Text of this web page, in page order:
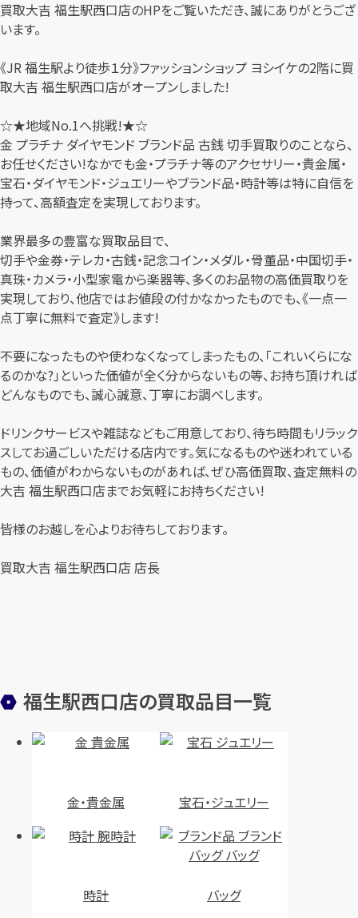
買取大吉 福生駅西口店のHPをご覧いただき、誠にありがとうござ
います。
《JR 福生駅より徒歩１分》ファッションショップ ヨシイケの2階に買
取大吉 福生駅西口店がオープンしました!
☆★地域No.1へ挑戦!★☆
金 プラチナ ダイヤモンド ブランド品 古銭 切手買取りのことなら、
お任せください!なかでも金・プラチナ等のアクセサリー・貴金属・
宝石・ダイヤモンド・ジュエリーやブランド品・時計等は特に自信を
持って、高額査定を実現しております。
業界最多の豊富な買取品目で、
切手や金券・テレカ・古銭・記念コイン・メダル・骨董品・中国切手・
真珠・カメラ・小型家電から楽器等、多くのお品物の高価買取りを
実現しており、他店ではお値段の付かなかったものでも、《一点一
点丁寧に無料で査定》します!
不要になったものや使わなくなってしまったもの、「これいくらにな
るのかな?」といった価値が全く分からないもの等、お持ち頂ければ
どんなものでも、誠心誠意、丁寧にお調べします。
ドリンクサービスや雑誌などもご用意しており、待ち時間もリラック
スしてお過ごしいただける店内です。気になるものや迷われている
もの、価値がわからないものがあれば、ぜひ高価買取、査定無料の
大吉 福生駅西口店までお気軽にお持ちください!
皆様のお越しを心よりお待ちしております。
買取大吉 福生駅西口店 店長
福生駅西口店の買取品目一覧
金・貴金属 宝石・ジュエリー
時計 バッグ